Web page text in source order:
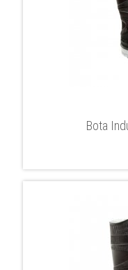
Bota